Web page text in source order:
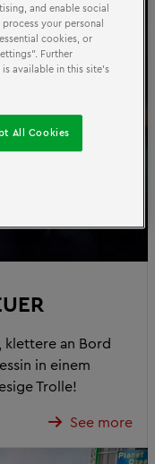
klettere an Bord
in einem
Trolle!
See more
and enable social
your personal
cookies, or
Further
available in this site’s
All Cookies